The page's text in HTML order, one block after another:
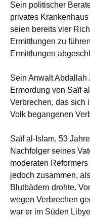
Sein politischer
privates
seien bereits vier
Ermittlungen zu
Ermittlungen
Sein Anwalt Abdallah
Ermordung von Saïf
Verbrechen, das sich
Volk begangenen
Saïf al-Islam, 53
Nachfolger seines
moderaten
jedoch zusammen,
Blutbädern drohte.
wegen Verbrechen
war er im Süden